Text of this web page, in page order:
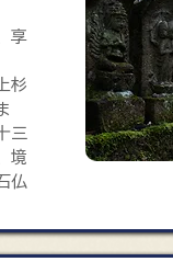
享
杉
三
境
仏